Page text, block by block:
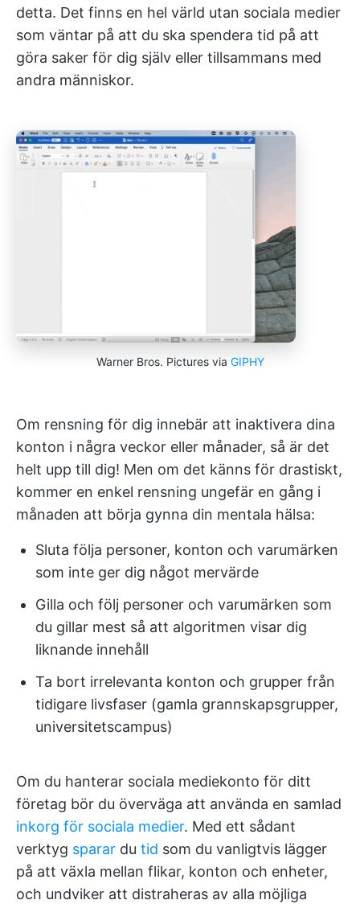
detta. Det finns en hel värld utan sociala medier
som väntar på att du ska spendera tid på att
göra saker för dig själv eller tillsammans med
andra människor.
Warner Bros. Pictures via GIPHY
Om rensning för dig innebär att inaktivera dina
konton i några veckor eller månader, så är det
helt upp till dig! Men om det känns för drastiskt,
kommer en enkel rensning ungefär en gång i
månaden att börja gynna din mentala hälsa:
Sluta följa personer, konton och varumärken
som inte ger dig något mervärde
Gilla och följ personer och varumärken som
du gillar mest så att algoritmen visar dig
liknande innehåll
Ta bort irrelevanta konton och grupper från
tidigare livsfaser (gamla grannskapsgrupper,
universitetscampus)
Om du hanterar sociala mediekonto för ditt
företag bör du överväga att använda en samlad
inkorg för sociala medier. Med ett sådant
verktyg sparar du tid som du vanligtvis lägger
på att växla mellan flikar, konton och enheter,
och undviker att distraheras av alla möjliga